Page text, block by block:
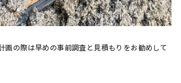
画の際は早めの事前調査と見積もりをお勧めして